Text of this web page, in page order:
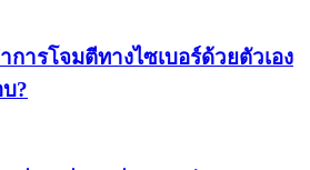
การโจมตีทางไซเบอร์ด้วยตัวเอง
?